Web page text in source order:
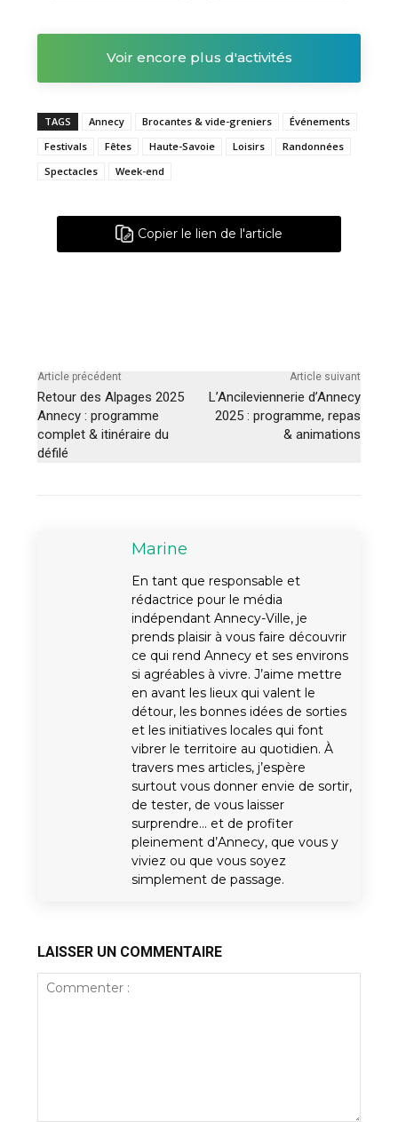
Voir encore plus d'activités
TAGS Annecy Brocantes & vide-greniers
Événements
Festivals
Fêtes Haute-Savoie Loisirs
Randonnées
Spectacles
Week-end
Copier le lien de l'article
Article précédent
Retour des Alpages 2025
Annecy : programme
complet & itinéraire du
défilé
Article suivant
L’Ancileviennerie d’Annecy
2025 : programme, repas
& animations
Marine
En tant que responsable et
rédactrice pour le média
indépendant Annecy-Ville, je
prends plaisir à vous faire découvrir
ce qui rend Annecy et ses environs
si agréables à vivre. J’aime mettre
en avant les lieux qui valent le
détour, les bonnes idées de sorties
et les initiatives locales qui font
vibrer le territoire au quotidien. À
travers mes articles, j’espère
surtout vous donner envie de sortir,
de tester, de vous laisser
surprendre… et de profiter
pleinement d’Annecy, que vous y
viviez ou que vous soyez
simplement de passage.
LAISSER UN COMMENTAIRE